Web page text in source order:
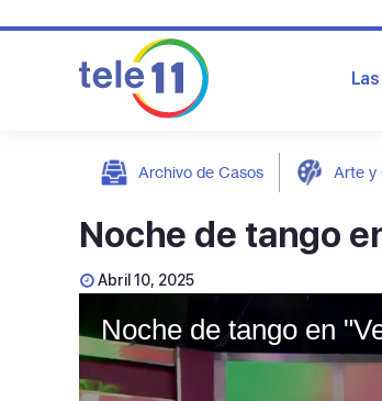
Archivo de Casos Arte y
Noche de tango
Abril 10, 2025
Noche de tango en